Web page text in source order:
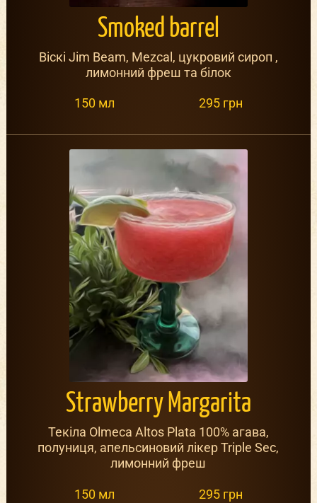
Smoked barrel
Віскі Jim Beam, Mezcal, цукровий сироп ,
лимонний фреш та білок
150 мл 295 грн
Strawberry Margarita
Текіла Olmeca Altos Plata 100% агава,
полуниця, апельсиновий лікер Triple Sec,
лимонний фреш
150 мл 295 грн